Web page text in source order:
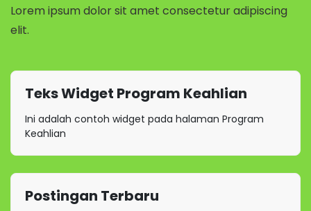
Lorem ipsum dolor sit amet consectetur adipiscing
elit.
Teks Widget Program Keahlian
Ini adalah contoh widget pada halaman Program
Keahlian
Postingan Terbaru